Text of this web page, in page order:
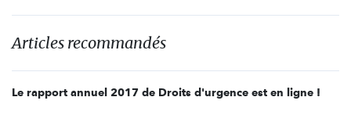
Articles recommandés
Le rapport annuel 2017 de Droits d'urgence est en ligne !